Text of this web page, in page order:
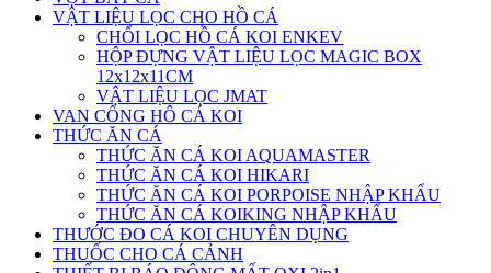
VẬT LIỆU LỌC CHO HỒ CÁ
CHỔI LỌC HỒ CÁ KOI ENKEV
HỘP ĐỰNG VẬT LIỆU LỌC MAGIC BOX
12x12x11CM
VẬT LIỆU LỌC JMAT
VAN CỔNG HÔ CÁ KOI
THỨC ĂN CÁ
THỨC ĂN CÁ KOI AQUAMASTER
THỨC ĂN CÁ KOI HIKARI
THỨC ĂN CÁ KOI PORPOISE NHẬP KHẨU
THỨC ĂN CÁ KOIKING NHẬP KHẨU
THƯỚC ĐO CÁ KOI CHUYÊN DỤNG
THUỐC CHO CÁ CẢNH